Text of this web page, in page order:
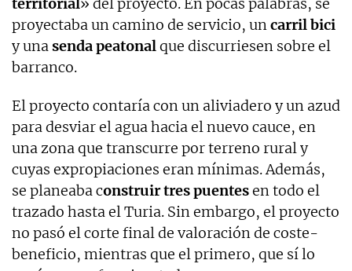
proyectaba un camino de servicio, uncarril bici
y unasenda peatonalque discurriesen sobre el
barranco.
El proyecto contaría con un aliviadero y un azud
para desviar el agua hacia el nuevo cauce, en
una zona que transcurre por terreno rural y
cuyas expropiaciones eran mínimas. Además,
se planeaba construir tres puentesen todo el
trazado hasta el Turia. Sin embargo, el proyecto
no pasó el corte final de valoración de coste-
beneficio, mientras que el primero, que sí lo